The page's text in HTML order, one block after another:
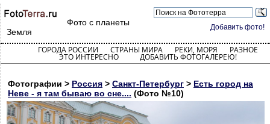
Добавить фото!
Фото с планеты
Земля
ГОРОДА РОССИИ СТРАНЫ МИРА РЕКИ, МОРЯ РАЗНОЕ
ЭТО ИНТЕРЕСНО ДОБАВИТЬ ФОТОГАЛЕРЕЮ!
Фотографии > Россия > Санкт-Петербург > Есть город на
Неве - я там бываю во сне.... (Фото №10)